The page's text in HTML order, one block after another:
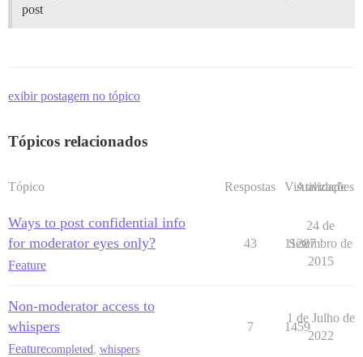
post
exibir postagem no tópico
Tópicos relacionados
Tópico Respostas Visualizações
Atividade
Ways to post confidential info
for moderator eyes only?
Feature
43 11287
24 de
Setembro de
2015
Non-moderator access to
whispers
Featurecompleted whispers
7 1459
1 de Julho de
2022